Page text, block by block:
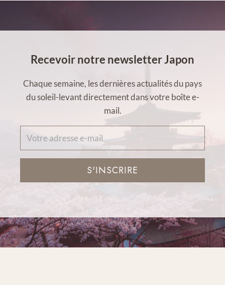
Recevoir notre newsletter Japon
Chaque semaine, les dernières actualités du pays
du soleil-levant directement dans votre boîte e-
mail.
S'INSCRIRE